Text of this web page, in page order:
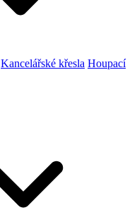
Kancelářské křesla Houpací